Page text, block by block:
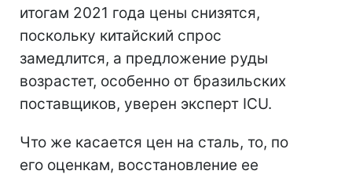
итогам 2021 года цены снизятся,
поскольку китайский спрос
замедлится, а предложение руды
возрастет, особенно от бразильских
поставщиков, уверен эксперт ICU.
Что же касается цен на сталь, то, по
его оценкам, восстановление ее